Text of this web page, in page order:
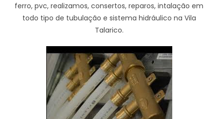
ferro, pvc, realizamos, consertos, reparos, intalação em
todo tipo de tubulação e sistema hidráulico na Vila
Talarico.